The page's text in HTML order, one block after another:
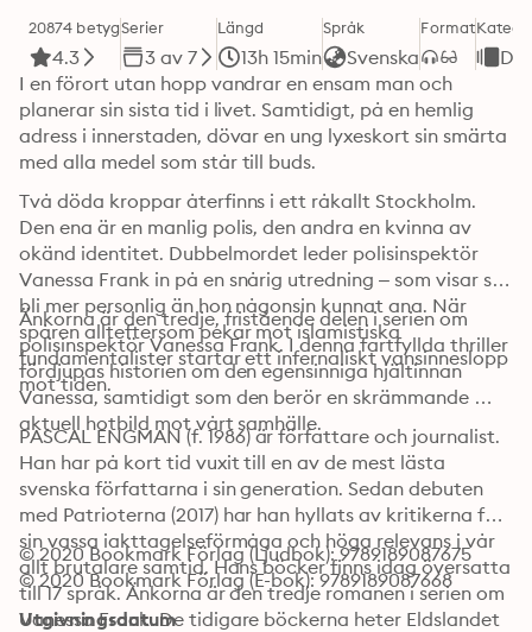
20874 betyg
4.3
Serier
3 av 7
Längd
13h 15min
Språk
Svenska
Format
I en förort utan hopp vandrar en ensam man och
planerar sin sista tid i livet. Samtidigt, på en hemlig
adress i innerstaden, dövar en ung lyxeskort sin smärta
med alla medel som står till buds.
Två döda kroppar återfinns i ett råkallt Stockholm.
Den ena är en manlig polis, den andra en kvinna av
okänd identitet. Dubbelmordet leder polisinspektör
Vanessa Frank in på en snårig utredning – som visar sig
bli mer personlig än hon någonsin kunnat ana. När
spåren allteftersom pekar mot islamistiska
fundamentalister startar ett infernaliskt vansinneslopp
mot tiden.
Änkorna är den tredje, fristående delen i serien om
polisinspektör Vanessa Frank. I denna fartfyllda thriller
fördjupas historien om den egensinniga hjältinnan
Vanessa, samtidigt som den berör en skrämmande
aktuell hotbild mot vårt samhälle.
PASCAL ENGMAN (f. 1986) är författare och journalist.
Han har på kort tid vuxit till en av de mest lästa
svenska författarna i sin generation. Sedan debuten
med Patrioterna (2017) har han hyllats av kritikerna för
sin vassa iakttagelseförmåga och höga relevans i vår
allt brutalare samtid. Hans böcker finns idag översatta
till 17 språk. Änkorna är den tredje romanen i serien om
Vanessa Frank. De tidigare böckerna heter Eldslandet
© 2020 Bookmark Förlag (Ljudbok): 9789189087675
© 2020 Bookmark Förlag (E-bok): 9789189087668
Utgivningsdatum